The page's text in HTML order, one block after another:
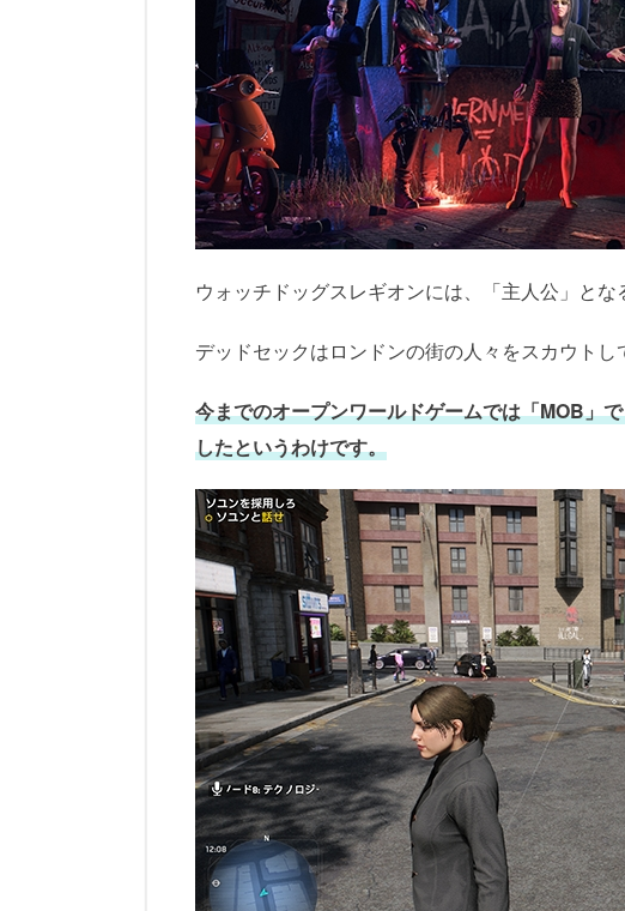
ウォッチドッグスレギオンには、「主人公」とな
デッドセックはロンドンの街の人々をスカウトし
今までのオープンワールドゲームでは「MOB」
したというわけです。